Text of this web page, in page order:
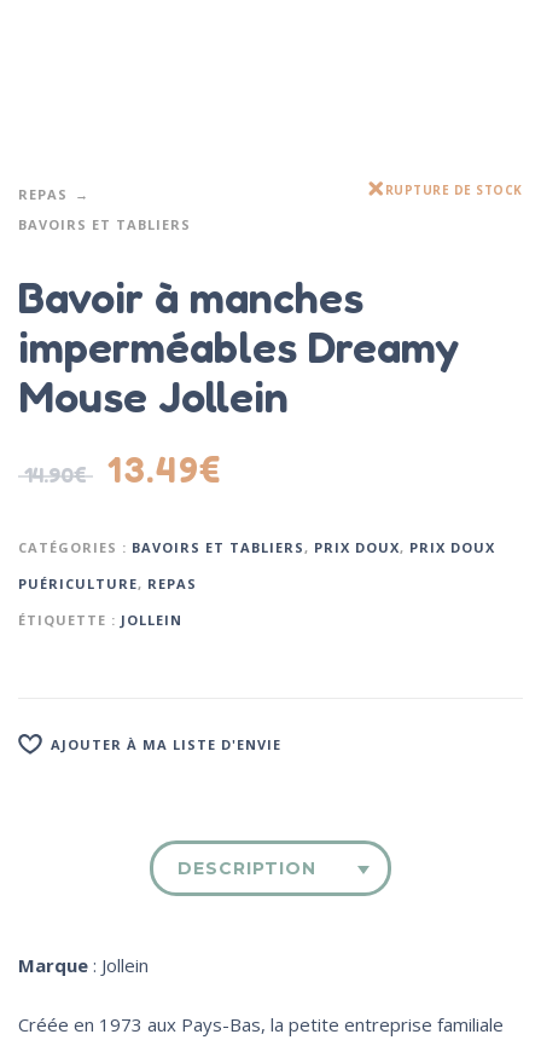
REPAS
BAVOIRS ET TABLIERS
RUPTURE DE STOCK
Bavoir à manches
imperméables Dreamy
Mouse Jollein
14.90€ 13.49€
CATÉGORIES : BAVOIRS ET TABLIERS, PRIX DOUX, PRIX DOUX
PUÉRICULTURE, REPAS
ÉTIQUETTE : JOLLEIN
AJOUTER À MA LISTE D'ENVIE
DESCRIPTION
Marque : Jollein
Créée en 1973 aux Pays-Bas, la petite entreprise familiale